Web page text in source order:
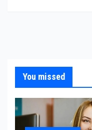
You missed